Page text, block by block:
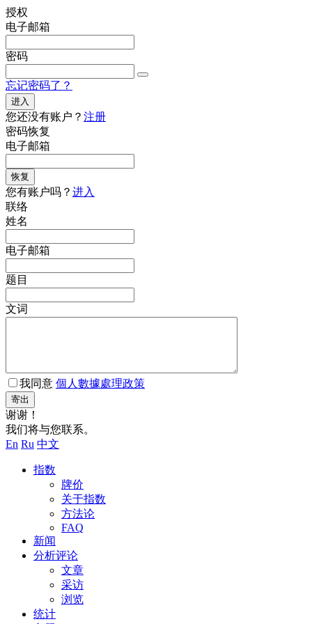
授权
电子邮箱
密码
忘记密码了？
进入
您还没有账户？ 注册
密码恢复
电子邮箱
恢复
您有账户吗？ 进入
联络
姓名
电子邮箱
题目
文词
我同意 個人數據處理政策
寄出
谢谢！
我们将与您联系。
En Ru 中文
指数
牌价
关于指数
方法论
FAQ
新闻
分析评论
文章
采访
浏览
统计